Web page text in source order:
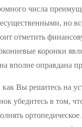
числа
но
отметить
коронки
вполне оправдана
Вы решитесь на
убедитесь в том,